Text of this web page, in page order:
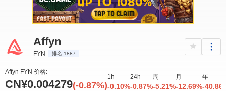
Affyn
FYN 排名 1887
Affyn FYN 价格:
CN¥0.004279(-0.87%)
1h
-0.10%
24h
-0.87%
周
-5.21%
月
-12.69%
年
-